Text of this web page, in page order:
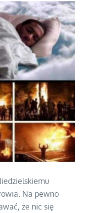
Na pewno
że nic się